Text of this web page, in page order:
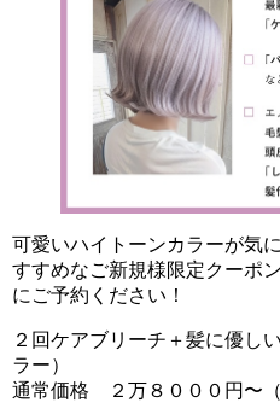
可愛いハイトーンカラーが気
すすめなご新規様限定クーポ
にご予約ください！
２回ケアブリーチ＋髪に優し
ラー）
通常価格 ２万８０００円〜（